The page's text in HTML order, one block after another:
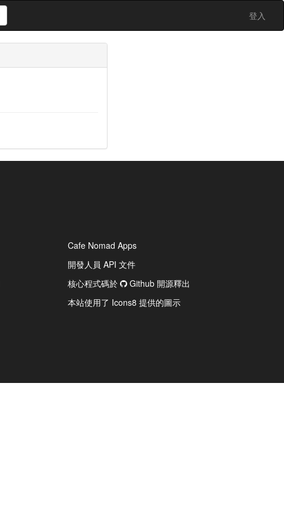
登入
Cafe Nomad Apps
開發人員 API 文件
核心程式碼於
Github 開源釋出
本站使用了 Icons8 提供的圖示